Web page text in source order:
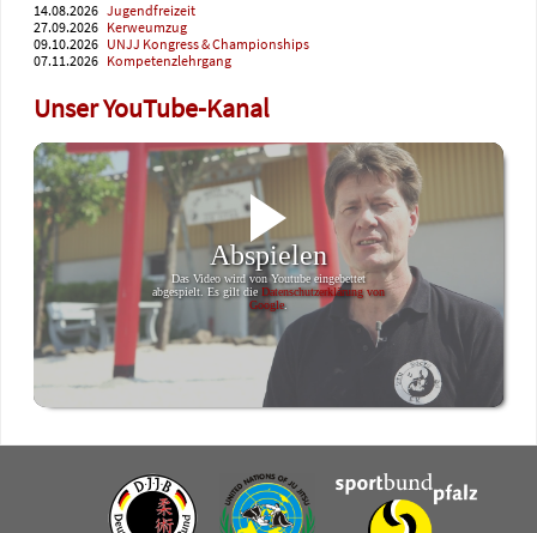
14.08.2026 Jugendfreizeit
27.09.2026 Kerweumzug
09.10.2026 UNJJ Kongress & Championships
07.11.2026 Kompetenzlehrgang
Unser YouTube-Kanal